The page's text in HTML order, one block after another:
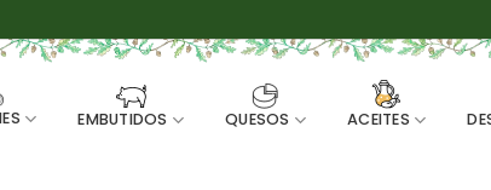
EMBUTIDOS QUESOS ACEITES